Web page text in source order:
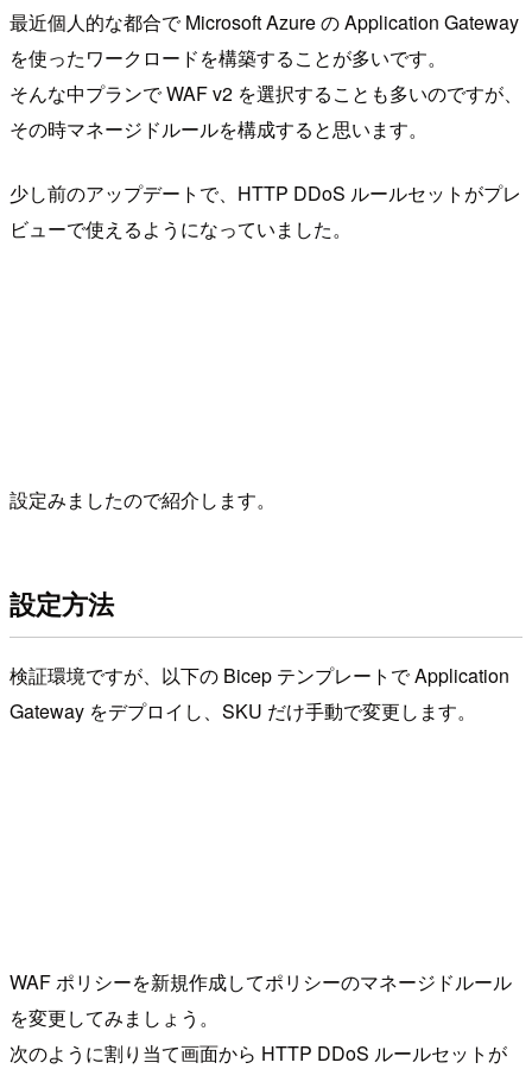
最近個人的な都合で Microsoft Azure の Application Gateway
を使ったワークロードを構築することが多いです。
そんな中プランで WAF v2 を選択することも多いのですが、
その時マネージドルールを構成すると思います。
少し前のアップデートで、HTTP DDoS ルールセットがプレ
ビューで使えるようになっていました。
設定みましたので紹介します。
設定方法
検証環境ですが、以下の Bicep テンプレートで Application
Gateway をデプロイし、SKU だけ手動で変更します。
WAF ポリシーを新規作成してポリシーのマネージドルール
を変更してみましょう。
次のように割り当て画面から HTTP DDoS ルールセットが